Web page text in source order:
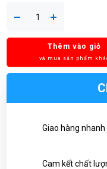
Thêm vào giỏ
và mua sản phẩm
Giao hàng nhanh
Cam kết chất